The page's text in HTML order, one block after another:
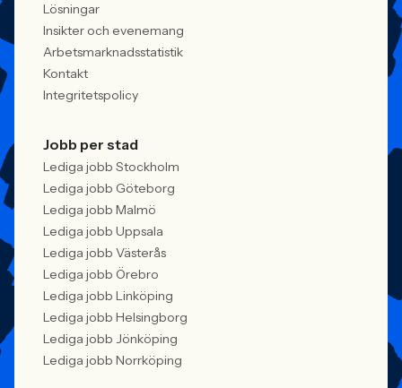
Lösningar
Insikter och evenemang
Arbetsmarknadsstatistik
Kontakt
Integritetspolicy
Jobb per stad
Lediga jobb Stockholm
Lediga jobb Göteborg
Lediga jobb Malmö
Lediga jobb Uppsala
Lediga jobb Västerås
Lediga jobb Örebro
Lediga jobb Linköping
Lediga jobb Helsingborg
Lediga jobb Jönköping
Lediga jobb Norrköping